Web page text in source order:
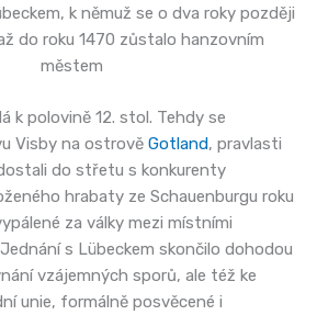
k němuž se o dva roky později
do roku 1470 zůstalo hanzovním
městem
k polovině 12. stol. Tehdy se
Visby na ostrově Gotland, pravlasti
do střetu s konkurenty
hrabaty ze Schauenburgu roku
za války mezi místními
s Lübeckem skončilo dohodou
vzájemných sporů, ale též ke
unie, formálně posvěcené i